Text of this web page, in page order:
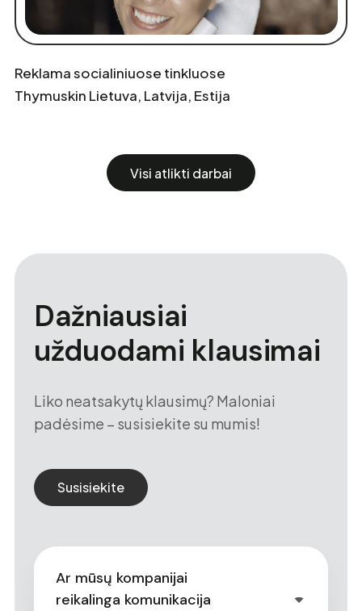
Reklama socialiniuose tinkluose
Thymuskin Lietuva, Latvija, Estija
Visi atlikti darbai
Dažniausiai
užduodami klausimai
Liko neatsakytų klausimų? Maloniai
padėsime – susisiekite su mumis!
Susisiekite
Ar mūsų kompanijai
reikalinga komunikacija